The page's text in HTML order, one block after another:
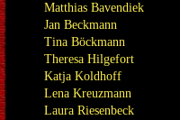
Matthias Bavendiek
Jan Beckmann
Tina Böckmann
Theresa Hilgefort
Katja Koldhoff
Lena Kreuzmann
Laura Riesenbeck